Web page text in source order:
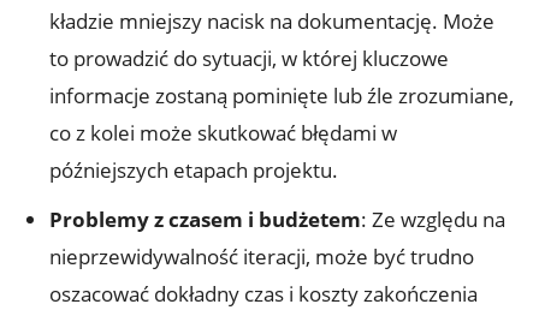
kładzie mniejszy nacisk na dokumentację. Może
to prowadzić do sytuacji, w której kluczowe
informacje zostaną pominięte lub źle zrozumiane,
co z kolei może skutkować błędami w
późniejszych etapach projektu.
Problemy z czasem i budżetem: Ze względu na
nieprzewidywalność iteracji, może być trudno
oszacować dokładny czas i koszty zakończenia